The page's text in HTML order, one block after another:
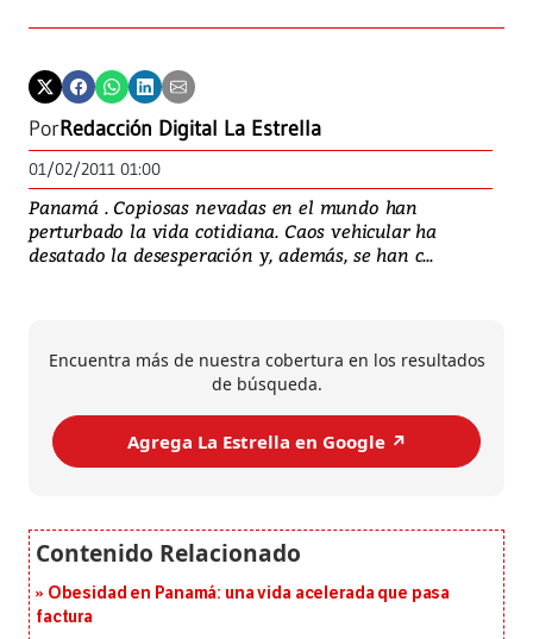
PorRedacción Digital La Estrella
01/02/2011 01:00
Panamá . Copiosas nevadas en el mundo han
perturbado la vida cotidiana. Caos vehicular ha
desatado la desesperación y, además, se han c...
Encuentra más de nuestra cobertura en los resultados
de búsqueda.
Agrega La Estrella en Google ↗️
Obesidad en Panamá: una vida acelerada que pasa
factura